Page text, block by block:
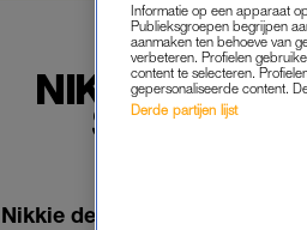
NIKKIE DE
Nikkie de Jager, beter
Informatie op een apparaat
Publieksgroepen begrijpen
aanmaken ten behoeve van
verbeteren. Profielen
content te selecteren.
gepersonaliseerde content.
Derde partijen lijst